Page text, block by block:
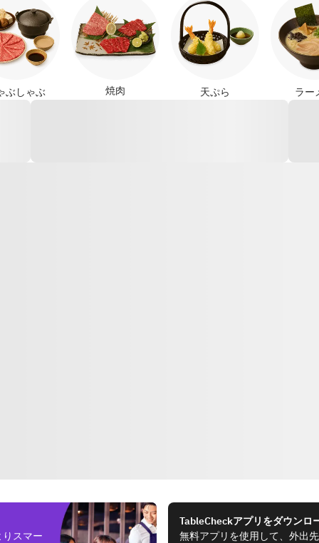
ぶしゃぶ 焼肉 天ぷら ラー
スマー
TableCheckアプリをダウンロ
無料アプリを使用して、外出